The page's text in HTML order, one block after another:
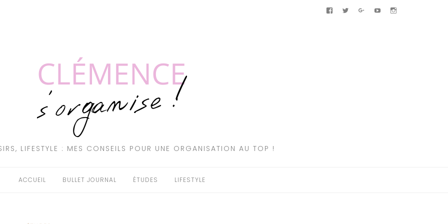
Facebook
TwitterGoogle+Youtube
LIFESTYLE : MES CONSEILS POUR UNE ORGANISATION AU TOP !
ACCUEIL BULLET JOURNAL ÉTUDES LIFESTYLE